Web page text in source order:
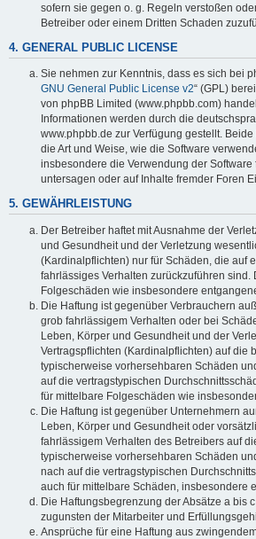
sofern sie gegen o. g. Regeln verstoßen
Betreiber oder einem Dritten Schaden
4. GENERAL PUBLIC LICENSE
Sie nehmen zur Kenntnis, dass es sich bei
GNU General Public License v2“ (GPL)
von phpBB Limited (www.phpbb.com)
Informationen werden durch die
www.phpbb.de zur Verfügung gestellt.
die Art und Weise, wie die Software
insbesondere die Verwendung der Software
untersagen oder auf Inhalte fremder Foren
5. GEWÄHRLEISTUNG
Der Betreiber haftet mit Ausnahme der
und Gesundheit und der Verletzung
(Kardinalpflichten) nur für Schäden, die auf
fahrlässiges Verhalten zurückzuführen sind.
Folgeschäden wie insbesondere
Die Haftung ist gegenüber Verbrauchern
grob fahrlässigem Verhalten oder bei
Leben, Körper und Gesundheit und der
Vertragspflichten (Kardinalpflichten) auf die
typischerweise vorhersehbaren Schäden
auf die vertragstypischen
für mittelbare Folgeschäden wie
Die Haftung ist gegenüber Unternehmern
Leben, Körper und Gesundheit oder
fahrlässigem Verhalten des Betreibers auf
typischerweise vorhersehbaren Schäden
nach auf die vertragstypischen
auch für mittelbare Schäden, insbesondere
Die Haftungsbegrenzung der Absätze a bis
zugunsten der Mitarbeiter und
Ansprüche für eine Haftung aus